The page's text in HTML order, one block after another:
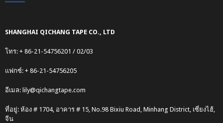
SHANGHAI QICHANG TAPE CO., LTD
โทร: + 86-21-54756201 / 02/03
แฟกซ์: + 86-21-54756205
อีเมล: lily@qichangtape.com
ที่อยู่: ห้อง # 1704, อาคาร # 15, No.98 Bixiu Road, Minhang District, เซี่ยงไฮ้,
จีน